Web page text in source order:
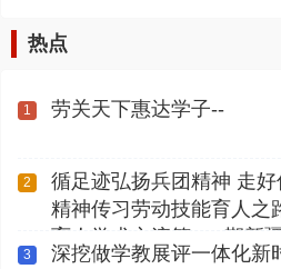
热点
1 劳关天下惠达学子--
2
循足迹弘扬兵团精神 走
精神传习劳动技能育人之
育人学术交流第112期新
3
深挖做学教展评一体化新